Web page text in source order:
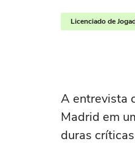
Licenciado de
A entrevista
Madrid em
duras